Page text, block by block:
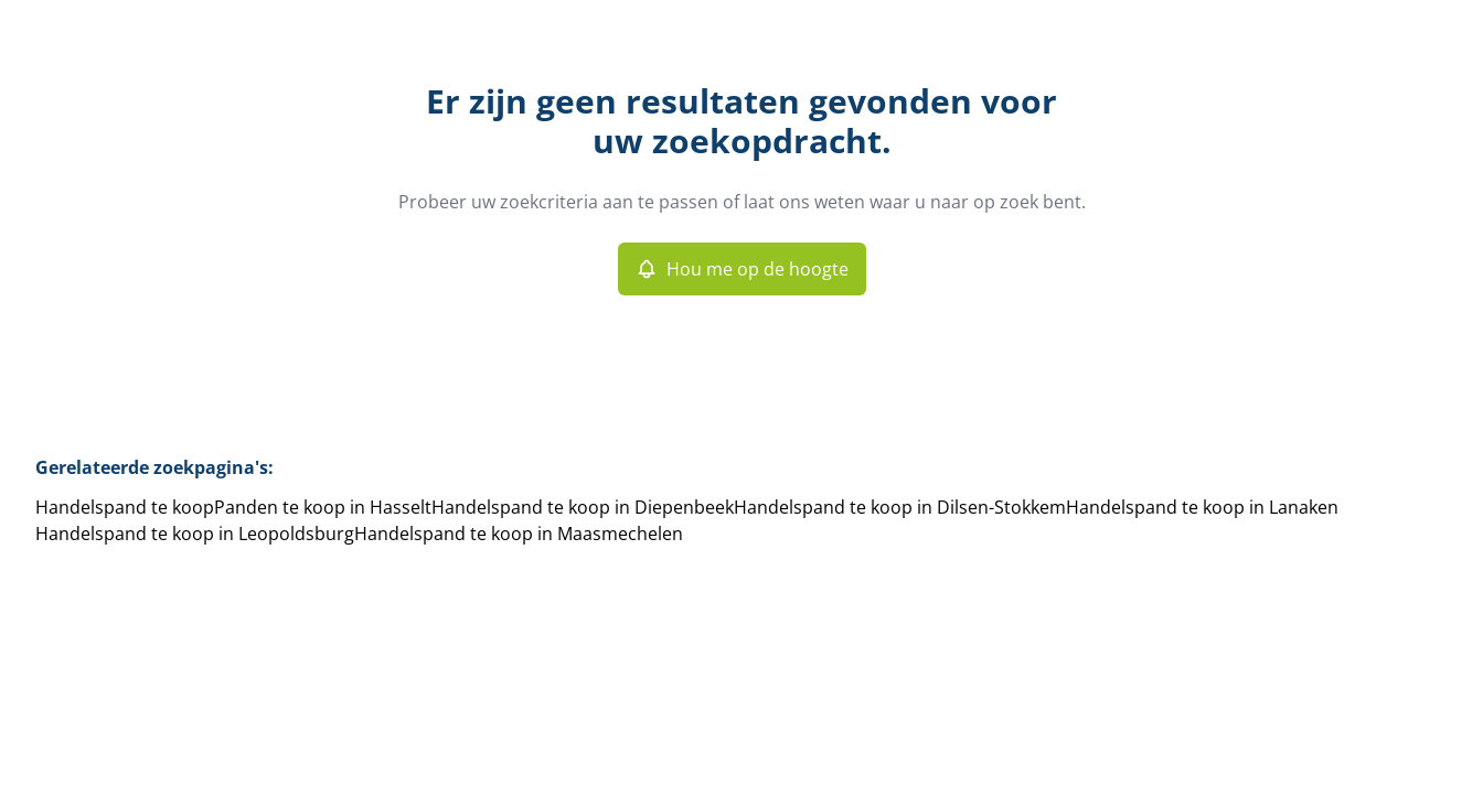
Er zijn geen resultaten gevonden voor
uw zoekopdracht.
Probeer uw zoekcriteria aan te passen of laat ons weten waar u naar op zoek bent.
Hou me op de hoogte
Gerelateerde zoekpagina's:
Handelspand te koopPanden te koop in HasseltHandelspand te koop in DiepenbeekHandelspand te koop in Dilsen-StokkemHandelspand te koop in Lanaken
Handelspand te koop in LeopoldsburgHandelspand te koop in Maasmechelen